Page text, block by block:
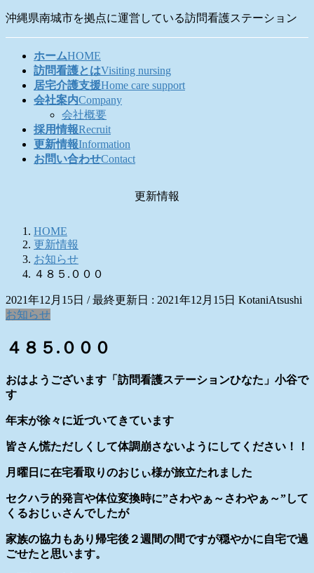
コ
ナ
沖縄県南城市を拠点に運営している訪問看護ステーション
ホームHOME
訪問看護とはVisiting nursing
居宅介護支援Home care support
会社案内Company
会社概要
採用情報Recruit
更新情報Information
お問い合わせContact
更新情報
HOME
更新情報
お知らせ
４８５.０００
2021年12月15日 / 最終更新日 : 2021年12月15日 KotaniAtsushi
お知らせ
４８５.０００
おはようございます「訪問看護ステーションひなた」小谷で
す
年末が徐々に近づいてきています
皆さん慌ただしくして体調崩さないようにしてください！！
月曜日に在宅看取りのおじぃ様が旅立たれました
セクハラ的発言や体位変換時に”さわやぁ～さわやぁ～”して
くるおじぃさんでしたが
家族の協力もあり帰宅後２週間の間ですが穏やかに自宅で過
ごせたと思います。